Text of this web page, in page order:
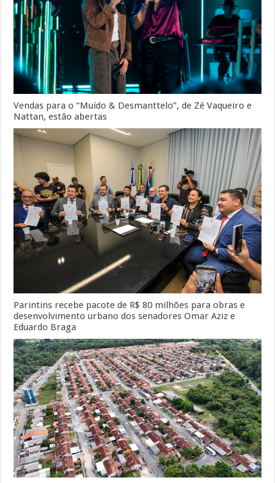
Vendas para o “Muído & Desmanttelo”, de Zé Vaqueiro e
Nattan, estão abertas
Parintins recebe pacote de R$ 80 milhões para obras e
desenvolvimento urbano dos senadores Omar Aziz e
Eduardo Braga